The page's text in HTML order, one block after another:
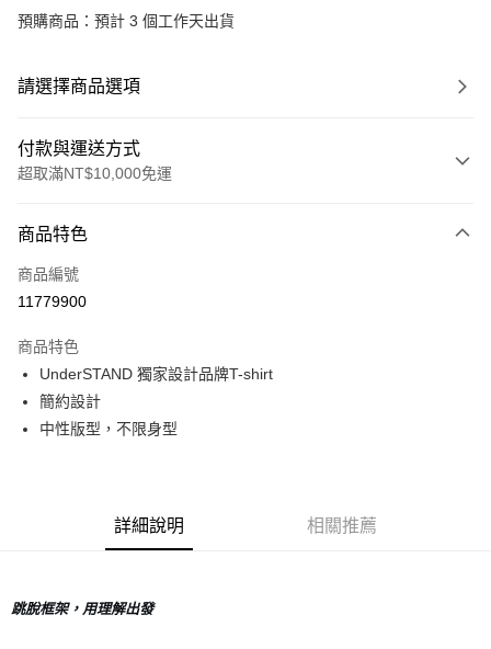
預購商品：預計 3 個工作天出貨
請選擇商品選項
付款與運送方式
超取滿NT$10,000免運
信用卡一次付款
超商取貨付款
Apple Pay
Google Pay
每筆NT$80，滿NT$10,000(含以上)免運費
每筆NT$80，滿NT$10,000(含以上)免運費
商品特色
商品編號
11779900
商品特色
UnderSTAND 獨家設計品牌T-shirt
簡約設計
中性版型，不限身型
詳細說明 相關推薦
跳脫框架，用理解出發